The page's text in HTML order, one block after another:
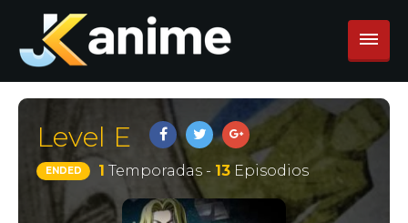
Level E
ENDED 1 Temporadas - 13Episodios